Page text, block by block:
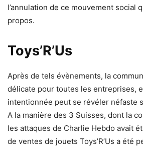
l’annulation de ce mouvement social
propos.
Toys’R’Us
Après de tels évènements, la
délicate pour toutes les entreprises,
intentionnée peut se révéler néfaste
A la manière des 3 Suisses, dont la
les attaques de Charlie Hebdo avait
de ventes de jouets Toys’R’Us a été